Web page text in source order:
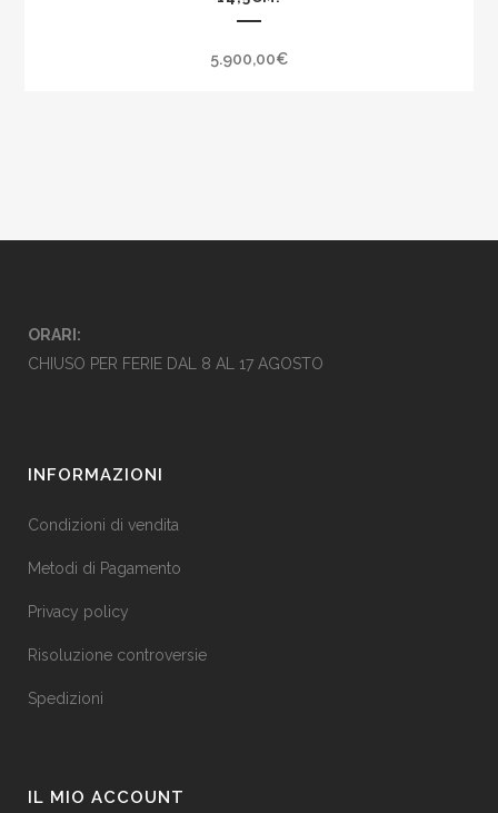
5.900,00€
ORARI:
CHIUSO PER FERIE DAL 8 AL 17 AGOSTO
INFORMAZIONI
Condizioni di vendita
Metodi di Pagamento
Privacy policy
Risoluzione controversie
Spedizioni
IL MIO ACCOUNT